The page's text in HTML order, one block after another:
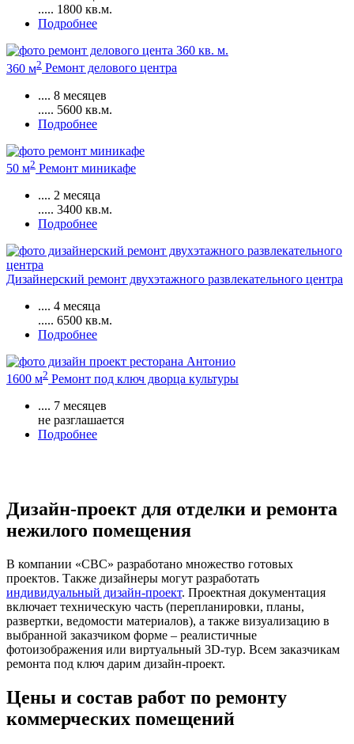
..... 1800 кв.м.
Подробнее
360 м2 Ремонт делового центра
.... 8 месяцев
..... 5600 кв.м.
Подробнее
50 м2 Ремонт миникафе
.... 2 месяца
..... 3400 кв.м.
Подробнее
Дизайнерский ремонт двухэтажного развлекательного центра
.... 4 месяца
..... 6500 кв.м.
Подробнее
1600 м2 Ремонт под ключ дворца культуры
.... 7 месяцев
не разглашается
Подробнее
Дизайн-проект для отделки и ремонта
нежилого помещения
В компании «СВС» разработано множество готовых
проектов. Также дизайнеры могут разработать
индивидуальный дизайн-проект. Проектная документация
включает техническую часть (перепланировки, планы,
развертки, ведомости материалов), а также визуализацию в
выбранной заказчиком форме – реалистичные
фотоизображения или виртуальный 3D-тур. Всем заказчикам
ремонта под ключ дарим дизайн-проект.
Цены и состав работ по ремонту
коммерческих помещений